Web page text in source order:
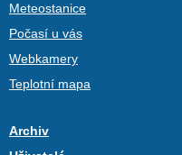
Meteostanice
Počasí u vás
Webkamery
Teplotní mapa
Archiv